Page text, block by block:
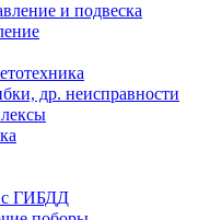
и подвеска
др. неисправности
ГИБДД